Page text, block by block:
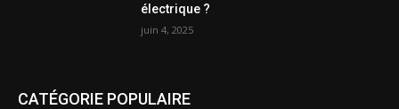
électrique ?
juin 4, 2025
CATÉGORIE POPULAIRE